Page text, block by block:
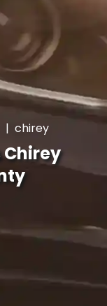
| chirey